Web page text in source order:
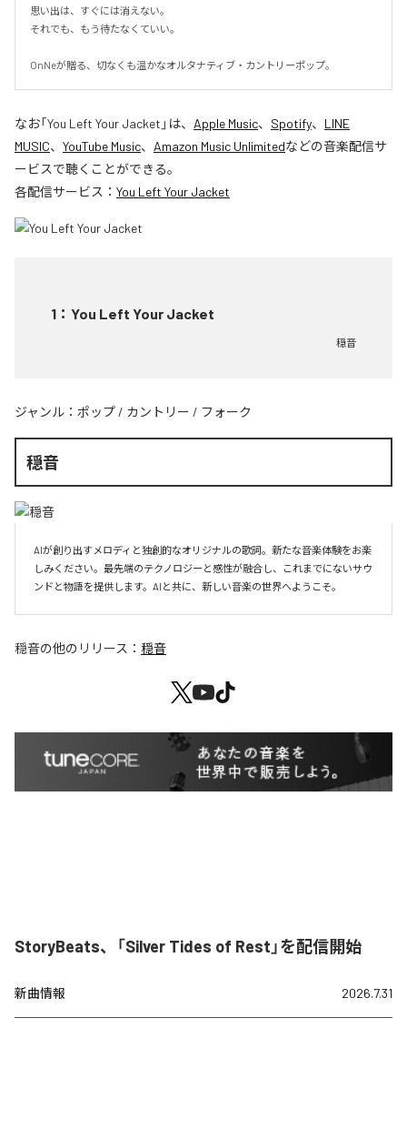
思い出は、すぐには消えない。
それでも、もう待たなくていい。
OnNeが贈る、切なくも温かなオルタナティブ・カントリーポップ。
なお「You Left Your Jacket 」は、 Apple Music、 Spotify、 LINE
MUSIC、 YouTube Music、 Amazon Music Unlimitedなどの音楽配信サ
ービスで聴くことができる。
各配信サービス： You Left Your Jacket
1 ： You Left Your Jacket
穏音
ジャンル： ポップ / カントリー / フォーク
穏音
AIが創り出すメロディと独創的なオリジナルの歌詞。新たな音楽体験をお楽
しみください。最先端のテクノロジーと感性が融合し、これまでにないサウ
ンドと物語を提供します。AIと共に、新しい音楽の世界へようこそ。
穏音の他のリリース： 穏音
StoryBeats、「Silver Tides of Rest」を配信開始
新曲情報 2026.7.31